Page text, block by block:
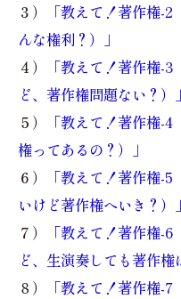
３）
「教えて！著作権-
んな権利？）」
４）
「教えて！著作権-
ど、著作権問題ない？）」
５）
「教えて！著作権-
権ってあるの？）」
６）
「教えて！著作権-
いけど著作権へいき？）」
７）
「教えて！著作権-
ど、生演奏しても著作権
８）
「教えて！著作権-